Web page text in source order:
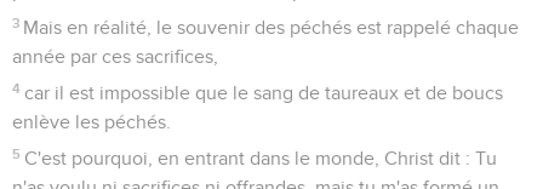
3 Mais en réalité, le souvenir des péchés est rappelé chaque
année par ces sacrifices,
4 car il est impossible que le sang de taureaux et de boucs
enlève les péchés.
5 C'est pourquoi, en entrant dans le monde, Christ dit : Tu